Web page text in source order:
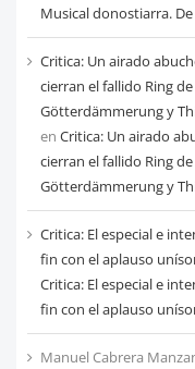
Musical donostiarra.
Critica: Un airado
cierran el fallido Ring
Götterdämmerung y
en Critica: Un airado
cierran el fallido Ring
Götterdämmerung y
Critica: El especial e
fin con el aplauso
Critica: El especial e
fin con el aplauso
Manuel Cabrera